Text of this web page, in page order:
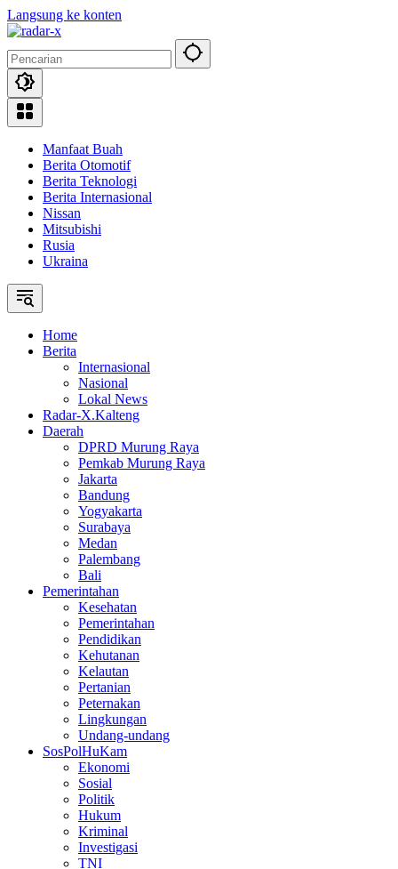
Langsung ke konten
Manfaat Buah
Berita Otomotif
Berita Teknologi
Berita Internasional
Nissan
Mitsubishi
Rusia
Ukraina
Home
Berita
Internasional
Nasional
Lokal News
Radar-X.Kalteng
Daerah
DPRD Murung Raya
Pemkab Murung Raya
Jakarta
Bandung
Yogyakarta
Surabaya
Medan
Palembang
Bali
Pemerintahan
Kesehatan
Pemerintahan
Pendidikan
Kehutanan
Kelautan
Pertanian
Peternakan
Lingkungan
Undang-undang
SosPolHuKam
Ekonomi
Sosial
Politik
Hukum
Kriminal
Investigasi
TNI